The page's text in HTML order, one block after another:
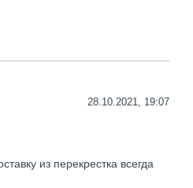
28.10.2021, 19:07
из перекрестка всегда